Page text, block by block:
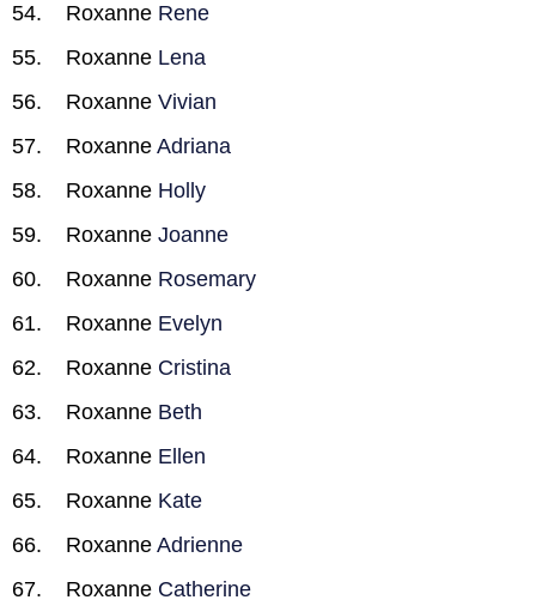
Roxanne Rene
Roxanne Lena
Roxanne Vivian
Roxanne Adriana
Roxanne Holly
Roxanne Joanne
Roxanne Rosemary
Roxanne Evelyn
Roxanne Cristina
Roxanne Beth
Roxanne Ellen
Roxanne Kate
Roxanne Adrienne
Roxanne Catherine